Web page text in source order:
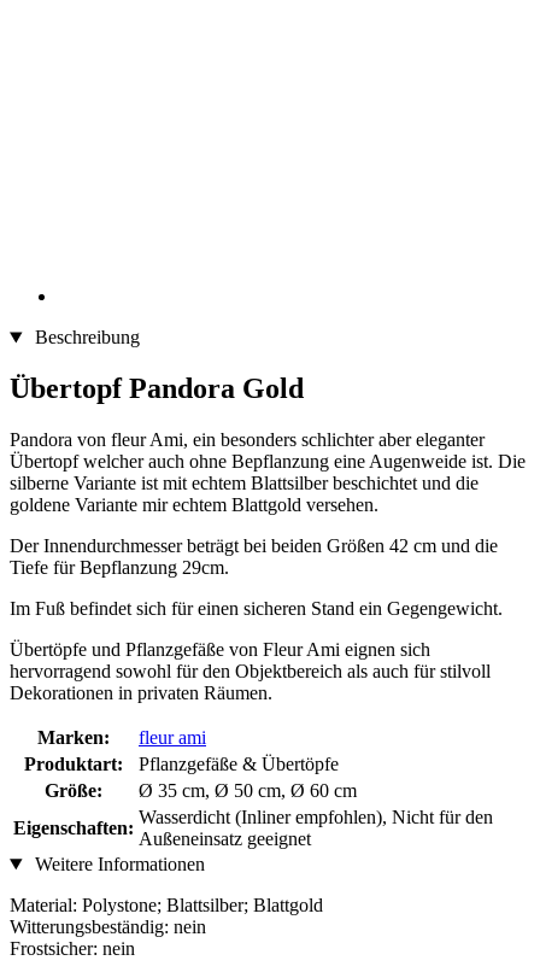
Beschreibung
Übertopf Pandora Gold
Pandora von fleur Ami, ein besonders schlichter aber eleganter
Übertopf welcher auch ohne Bepflanzung eine Augenweide ist. Die
silberne Variante ist mit echtem Blattsilber beschichtet und die
goldene Variante mir echtem Blattgold versehen.
Der Innendurchmesser beträgt bei beiden Größen 42 cm und die
Tiefe für Bepflanzung 29cm.
Im Fuß befindet sich für einen sicheren Stand ein Gegengewicht.
Übertöpfe und Pflanzgefäße von Fleur Ami eignen sich
hervorragend sowohl für den Objektbereich als auch für stilvoll
Dekorationen in privaten Räumen.
Marken:
fleur ami
Produktart:
Pflanzgefäße & Übertöpfe
Größe:
Ø 35 cm, Ø 50 cm, Ø 60 cm
Eigenschaften:
Wasserdicht (Inliner empfohlen), Nicht für den
Außeneinsatz geeignet
Weitere Informationen
Material: Polystone; Blattsilber; Blattgold
Witterungsbeständig: nein
Frostsicher: nein